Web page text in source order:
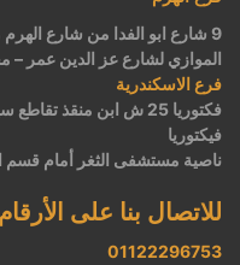
9 شارع ابو الفدا من شارع
الموازي لشارع عز الدين عمر –
فرع الاسكندرية
فكتوريا 25 ش ابن منقذ
فيكتوريا
ناصية مستشفى الثغر أمام قسم
للاتصال بنا على الأرقام
01122296753